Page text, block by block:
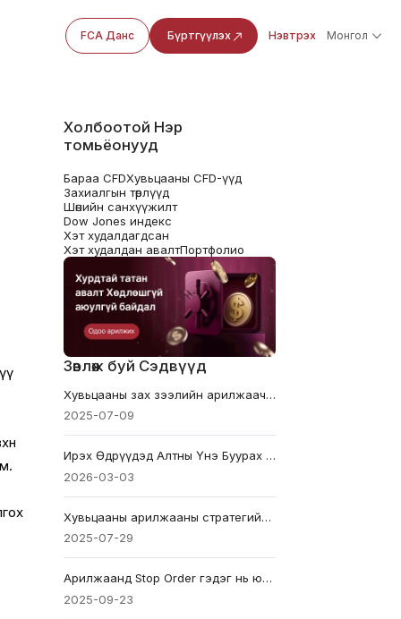
FCA Данс Бүртгүүлэх Нэвтрэх Монгол
Холбоотой Нэр
томьёонууд
Бараа CFDХувьцааны CFD-үүд
Захиалгын төрлүүд
Шөнийн санхүүжилт
Dow Jones индекс
Хэт худалдагдсан
Хэт худалдан авалтПортфолио
Зөвлөж буй Сэдвүүд
Хувьцааны зах зээлийн арилжаачид ашиглах ёстой 10 гол үзүүлэлт
2025-07-09
Ирэх Өдрүүдэд Алтны Үнэ Буурах уу? 2026 оны 3-р сарын хандлага
2026-03-03
Хувьцааны арилжааны стратегийг эзэмших нь: Идэвхтэй арилжаачдын гарын авлага
2025-07-29
Арилжаанд Stop Order гэдэг нь юу вэ: Анхлан суралцагчдын гарын авлага
2025-09-23